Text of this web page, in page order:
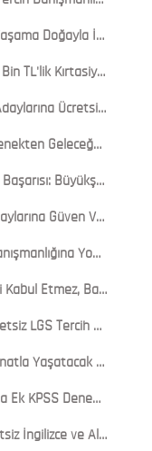
İçe Anlamlı Buluşma
Başvurular 3 Ağustos'ta
Danışmanlığı Desteği
Sazlı Sözlü Yolculuk
Yatırımları Meyvesini Verdi
Her Şey Kayseri’de”
ve Öğrencilerden Tam Not
Yere Düşürmez"
Hizmeti
Anlamlı Sergi
ile Sınava Tam Hazırlık
Konuşma Kulübü Başladı